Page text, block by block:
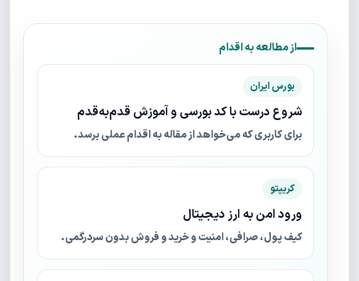
از مطالعه به اقدام
بورس ایران
شروع درست با کد بورسی و آموزش قدم‌به‌قدم
برای کاربری که می‌خواهد از مقاله به اقدام عملی برسد.
کریپتو
ورود امن به ارز دیجیتال
کیف پول، صرافی، امنیت و خرید و فروش بدون سردرگمی.